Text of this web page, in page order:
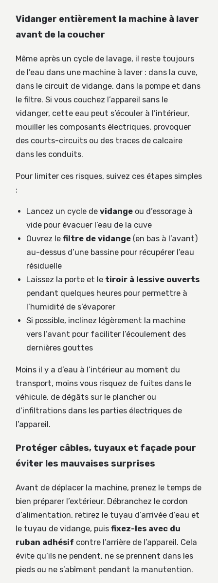
Vidanger entièrement la machine à laver
avant de la coucher
Même après un cycle de lavage, il reste toujours
de l’eau dans une machine à laver : dans la cuve,
dans le circuit de vidange, dans la pompe et dans
le filtre. Si vous couchez l’appareil sans le
vidanger, cette eau peut s’écouler à l’intérieur,
mouiller les composants électriques, provoquer
des courts-circuits ou des traces de calcaire
dans les conduits.
Pour limiter ces risques, suivez ces étapes simples
:
Lancez un cycle de vidange ou d’essorage à
vide pour évacuer l’eau de la cuve
Ouvrez le filtre de vidange (en bas à l’avant)
au-dessus d’une bassine pour récupérer l’eau
résiduelle
Laissez la porte et le tiroir à lessive ouverts
pendant quelques heures pour permettre à
l’humidité de s’évaporer
Si possible, inclinez légèrement la machine
vers l’avant pour faciliter l’écoulement des
dernières gouttes
Moins il y a d’eau à l’intérieur au moment du
transport, moins vous risquez de fuites dans le
véhicule, de dégâts sur le plancher ou
d’infiltrations dans les parties électriques de
l’appareil.
Protéger câbles, tuyaux et façade pour
éviter les mauvaises surprises
Avant de déplacer la machine, prenez le temps de
bien préparer l’extérieur. Débranchez le cordon
d’alimentation, retirez le tuyau d’arrivée d’eau et
le tuyau de vidange, puis fixez-les avec du
ruban adhésif contre l’arrière de l’appareil. Cela
évite qu’ils ne pendent, ne se prennent dans les
pieds ou ne s’abîment pendant la manutention.